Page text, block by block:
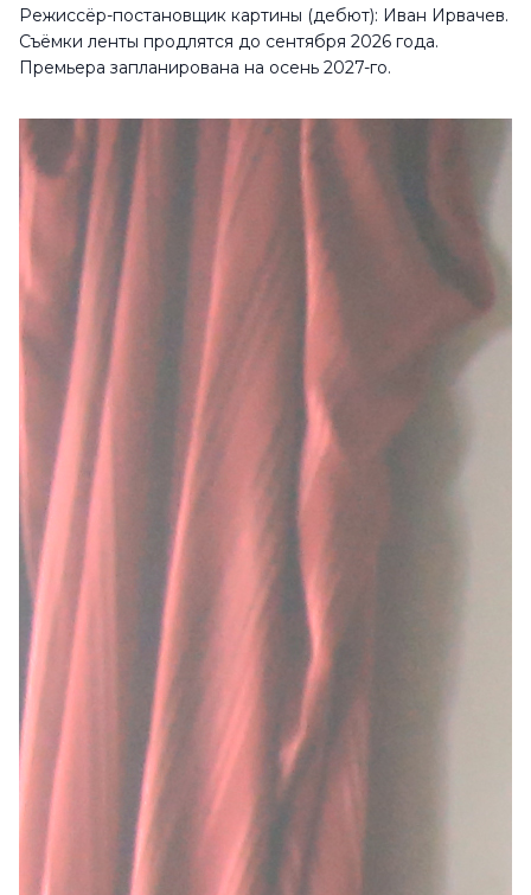
Режиссёр-постановщик картины (дебют): Иван Ирвачев.
Съёмки ленты продлятся до сентября 2026 года.
Премьера запланирована на осень 2027-го.